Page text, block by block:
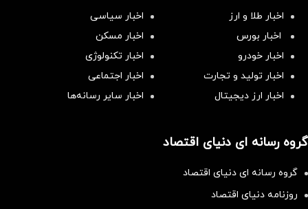
اخبار طلا و ارز
اخبار سیاسی
اخبار بورس
اخبار مسکن
اخبار خودرو
اخبار تکنولوژی
اخبار تولید و تجارت
اخبار اجتماعی
اخبار ارز دیجیتال
اخبار سایر رسانه‌‌ها
گروه رسانه ای دنیای اقتصاد
گروه رسانه ای دنیای اقتصاد
روزنامه دنیای اقتصاد